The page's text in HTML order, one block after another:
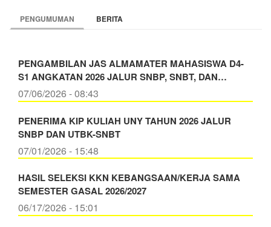
PENGUMUMAN BERITA
PENGAMBILAN JAS ALMAMATER MAHASISWA D4-
S1 ANGKATAN 2026 JALUR SNBP, SNBT, DAN…
07/06/2026 - 08:43
PENERIMA KIP KULIAH UNY TAHUN 2026 JALUR
SNBP DAN UTBK-SNBT
07/01/2026 - 15:48
HASIL SELEKSI KKN KEBANGSAAN/KERJA SAMA
SEMESTER GASAL 2026/2027
06/17/2026 - 15:01